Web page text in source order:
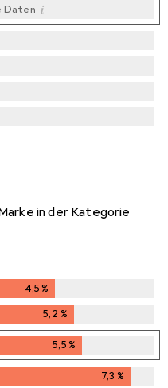
Daten i
in der Kategorie
4,5%
5,2 %
5,5%
7,3 %